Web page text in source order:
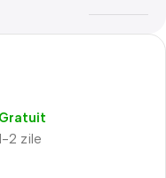
2 zile
Gratuit